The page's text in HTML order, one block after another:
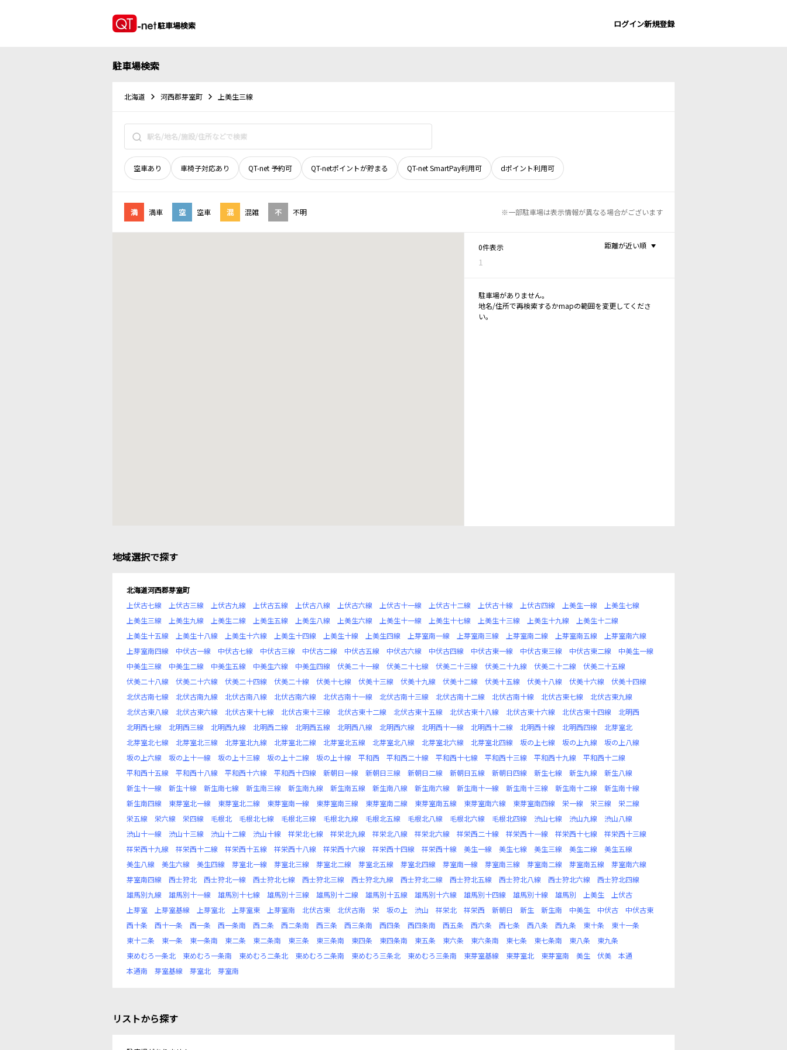
駐車場検索 ログイン新規登録
駐車場検索
北海道 河西郡芽室町 上美生三線
空車あり 車椅子対応あり QT-net 予約可 QT-netポイントが貯まる QT-net SmartPay利用可 dポイント利用可
満 満車 空 空車 混 混雑 不 不明 ※一部駐車場は表示情報が異なる場合がございます
0件表示
1
距離が近い順
駐車場がありません。
地名/住所で再検索するかmapの範囲を変更してくださ
い。
地域選択で探す
北海道河西郡芽室町
上伏古七線
上伏古三線 上伏古九線 上伏古五線 上伏古八線 上伏古六線 上伏古十一線 上伏古十二線 上伏古十線 上伏古四線 上美生一線
上美生七線
上美生三線
上美生九線 上美生二線 上美生五線 上美生八線 上美生六線 上美生十一線 上美生十七線 上美生十三線 上美生十九線
上美生十二線
上美生十五線
上美生十八線 上美生十六線 上美生十四線 上美生十線 上美生四線 上芽室南一線 上芽室南三線 上芽室南二線 上芽室南五線
上芽室南六線
上芽室南四線
中伏古一線 中伏古七線 中伏古三線 中伏古二線 中伏古五線 中伏古六線 中伏古四線 中伏古東一線 中伏古東三線 中伏古東二線
中美生一線
中美生三線
中美生二線 中美生五線 中美生六線 中美生四線 伏美二十一線 伏美二十七線 伏美二十三線 伏美二十九線 伏美二十二線
伏美二十五線
伏美二十八線
伏美二十六線 伏美二十四線 伏美二十線 伏美十七線 伏美十三線 伏美十九線 伏美十二線 伏美十五線 伏美十八線 伏美十六線
伏美十四線
北伏古南七線
北伏古南九線 北伏古南八線 北伏古南六線 北伏古南十一線 北伏古南十三線 北伏古南十二線 北伏古南十線 北伏古東七線
北伏古東九線
北伏古東八線
北伏古東六線 北伏古東十七線 北伏古東十三線 北伏古東十二線 北伏古東十五線 北伏古東十八線 北伏古東十六線 北伏古東十四線
北明西
北明西七線
北明西三線 北明西九線 北明西二線 北明西五線 北明西八線 北明西六線 北明西十一線 北明西十二線 北明西十線 北明西四線
北芽室北
北芽室北七線
北芽室北三線 北芽室北九線 北芽室北二線 北芽室北五線 北芽室北八線 北芽室北六線 北芽室北四線 坂の上七線 坂の上九線
坂の上八線
坂の上六線
坂の上十一線 坂の上十三線 坂の上十二線 坂の上十線 平和西 平和西二十線 平和西十七線 平和西十三線 平和西十九線
平和西十二線
平和西十五線
平和西十八線 平和西十六線 平和西十四線 新朝日一線 新朝日三線 新朝日二線 新朝日五線 新朝日四線 新生七線 新生九線
新生八線
新生十一線
新生十線 新生南七線 新生南三線 新生南九線 新生南五線 新生南八線 新生南六線 新生南十一線 新生南十三線 新生南十二線
新生南十線
新生南四線
東芽室北一線 東芽室北二線 東芽室南一線 東芽室南三線 東芽室南二線 東芽室南五線 東芽室南六線 東芽室南四線 栄一線 栄三線
栄二線
栄五線
栄六線 栄四線 毛根北 毛根北七線 毛根北三線 毛根北九線 毛根北五線 毛根北八線 毛根北六線 毛根北四線 渋山七線 渋山九線
渋山八線
渋山十一線
渋山十三線 渋山十二線 渋山十線 祥栄北七線 祥栄北九線 祥栄北八線 祥栄北六線 祥栄西二十線 祥栄西十一線 祥栄西十七線
祥栄西十三線
祥栄西十九線
祥栄西十二線 祥栄西十五線 祥栄西十八線 祥栄西十六線 祥栄西十四線 祥栄西十線 美生一線 美生七線 美生三線 美生二線
美生五線
美生八線
美生六線 美生四線 芽室北一線 芽室北三線 芽室北二線 芽室北五線 芽室北四線 芽室南一線 芽室南三線 芽室南二線 芽室南五線
芽室南六線
芽室南四線
西士狩北 西士狩北一線 西士狩北七線 西士狩北三線 西士狩北九線 西士狩北二線 西士狩北五線 西士狩北八線 西士狩北六線
西士狩北四線
雄馬別九線
雄馬別十一線 雄馬別十七線 雄馬別十三線 雄馬別十二線 雄馬別十五線 雄馬別十六線 雄馬別十四線 雄馬別十線 雄馬別 上美生
上伏古
上芽室
上芽室基線 上芽室北 上芽室東 上芽室南 北伏古東 北伏古南 栄 坂の上 渋山 祥栄北 祥栄西 新朝日 新生 新生南 中美生 中伏古
中伏古東
西十条
西十一条 西一条 西一条南 西二条 西二条南 西三条 西三条南 西四条 西四条南 西五条 西六条 西七条 西八条 西九条 東十条
東十一条
東十二条
東一条 東一条南 東二条 東二条南 東三条 東三条南 東四条 東四条南 東五条 東六条 東六条南 東七条 東七条南 東八条
東九条
東めむろ一条北
東めむろ一条南 東めむろ二条北 東めむろ二条南 東めむろ三条北 東めむろ三条南 東芽室基線 東芽室北 東芽室南 美生 伏美
本通
本通南
芽室基線 芽室北 芽室南
リストから探す